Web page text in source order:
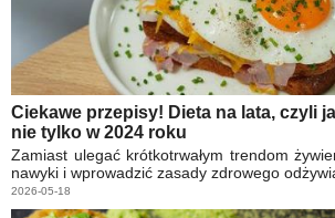
Ciekawe przepisy! Dieta na lata, czyli
nie tylko w 2024 roku
Zamiast ulegać krótkotrwałym trendom
nawyki i wprowadzić zasady zdrowego
2026-05-18